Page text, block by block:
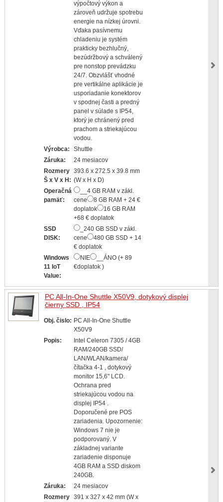
výpočtový výkon a
zároveň udržuje spotrebu
energie na nízkej úrovni.
Vďaka pasívnemu
chladeniu je systém
prakticky bezhlučný,
bezúdržbový a schválený
pre nonstop prevádzku
24/7. Obzvlášť vhodné
pre vertikálne aplikácie je
usporiadanie konektorov
v spodnej časti a predný
panel v súlade s IP54,
ktorý je chránený pred
prachom a striekajúcou
vodou.
Výrobca:
Shuttle
Záruka:
24 mesiacov
Rozmery
Š x V x H:
393.6 x 272.5 x 39.8 mm
(W x H x D)
Operačná
pamäť:
__4 GB RAM v zákl.
cene
8 GB RAM + 24 €
doplatok
16 GB RAM
+68 € doplatok
SSD
DISK:
_240 GB SSD v zákl.
cene
480 GB SSD + 14
€ doplatok
Windows
11 IoT
Value:
NIE
__ÁNO (+ 89
€doplatok )
PC All-In-One Shuttle X50V9, dotykový displej
čierny SSD , IP54
Obj. čislo: PC All-In-One Shuttle
X50V9
Popis:
Intel Celeron 7305 / 4GB
RAM/240GB SSD/
LAN/WLAN/kamera/
čítačka 4-1 , dotykový
monitor 15,6" LCD.
Ochrana pred
striekajúcou vodou na
displej IP54 .
Doporučené pre POS
zariadenia. Upozornenie:
Windows 7 nie je
podporovaný. V
základnej variante
zariadenie disponuje
4GB RAM a SSD diskom
240GB.
Záruka:
24 mesiacov
Rozmery 391 x 327 x 42 mm (W x